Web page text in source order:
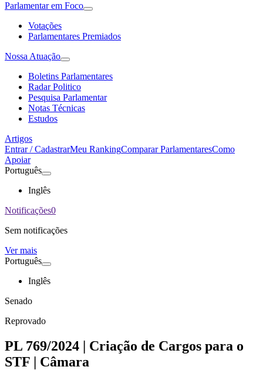
Parlamentar em Foco
Votações
Parlamentares Premiados
Nossa Atuação
Boletins Parlamentares
Radar Politico
Pesquisa Parlamentar
Notas Técnicas
Estudos
Artigos
Entrar / CadastrarMeu RankingComparar ParlamentaresComo
Apoiar
Português
Inglês
Notificações0
Sem notificações
Ver mais
Português
Inglês
Senado
Reprovado
PL 769/2024 | Criação de Cargos para o
STF | Câmara